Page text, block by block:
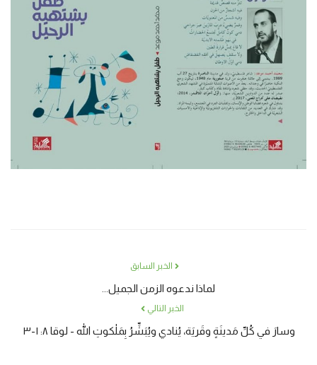
الخبر السابق
لماذا ندعوه الزمن الجميل...
الخبر التالي
وسارَ في كُلِّ مَدينَةٍ وقَريَة، يُنادي ويُبَشِّرُ بِمَلٰكوتِ الله - لوقا ٨: ١-٣